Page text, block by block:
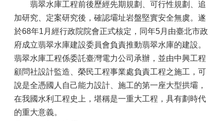
翡翠水庫工程前後歷經先期規劃、可行性規劃、追
加研究、定案研究後，確認壩址岩盤堅實安全無虞。遂
於68年1月經行政院院會正式核定，同年5月由臺北市政
府成立翡翠水庫建設委員會負責推動翡翠水庫的建設。
翡翠水庫工程係委託臺灣電力公司承辦，並由中興工程
顧問社設計監造、榮民工程事業處負責工程之施工，可
說是全憑國人自己能力設計、施工的第一座大型拱壩，
在我國水利工程史上，堪稱是一重大工程，具有劃時代
的重大意義。